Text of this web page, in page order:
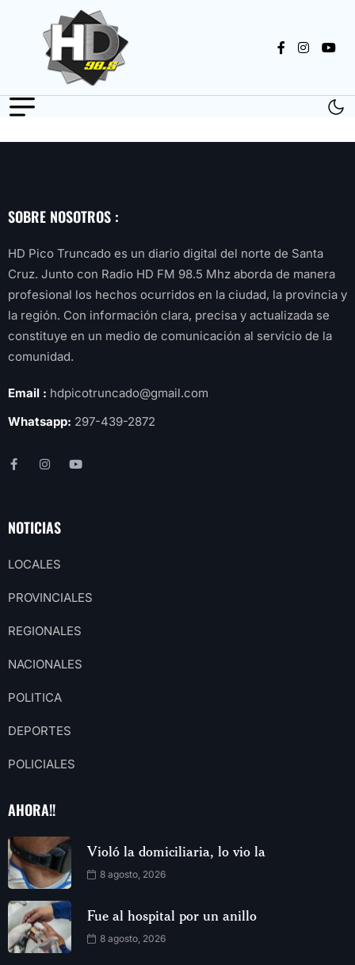
SOBRE NOSOTROS :
HD Pico Truncado es un diario digital del norte de Santa
Cruz. Junto con Radio HD FM 98.5 Mhz aborda de manera
profesional los hechos ocurridos en la ciudad, la provincia y
la región. Con información clara, precisa y actualizada se
constituye en un medio de comunicación al servicio de la
comunidad.
Email : hdpicotruncado@gmail.com
Whatsapp: 297-439-2872
NOTICIAS
LOCALES
PROVINCIALES
REGIONALES
NACIONALES
POLITICA
DEPORTES
POLICIALES
AHORA!!
Violó la domiciliaria, lo vio la
8 agosto, 2026
Fue al hospital por un anillo
8 agosto, 2026